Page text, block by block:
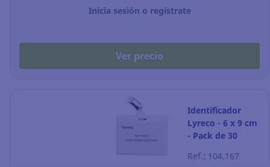
Inicia sesión o regístrate
Ver precio
Identificador
Lyreco - 6 x 9 cm
- Pack de 30
Ref.: 104.167